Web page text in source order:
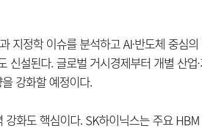
지정학 이슈를 분석하고 AI·반도체 중심
신설된다. 글로벌 거시경제부터 개별 산
강화할 예정이다.
강화도 핵심이다. SK하이닉스는 주요